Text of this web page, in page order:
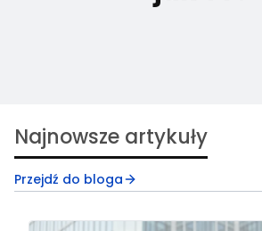
Najnowsze artykuły
Przejdź do bloga